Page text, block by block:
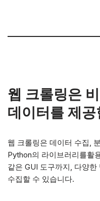
웹 크롤링은
데이터를 제공
웹 크롤링은 데이터 수집,
Python의 라이브러리를활
같은 GUI 도구까지, 다양
수집할 수 있습니다.